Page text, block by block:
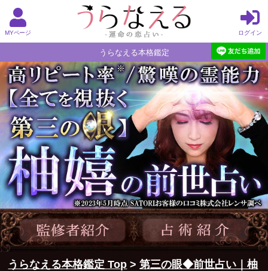
MYページ ログイン
うらなえる本格鑑定
うらなえる本格鑑定 Top >第三の眼◆前世占い｜柚